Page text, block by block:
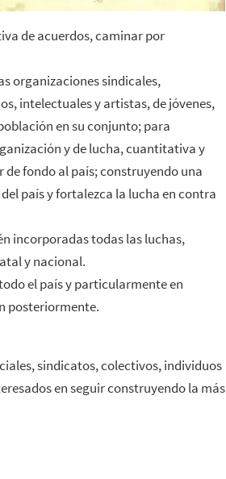
de acuerdos, caminar por
organizaciones sindicales,
intelectuales y artistas, de jóvenes,
en su conjunto; para
y de lucha, cuantitativa y
fondo al país; construyendo una
país y fortalezca la lucha en contra
incorporadas todas las luchas,
y nacional.
el país y particularmente en
posteriormente.
sindicatos, colectivos, individuos
en seguir construyendo la más